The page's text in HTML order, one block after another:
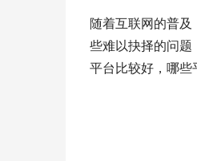
随着互联网的普
些难以抉择的问
平台比较好，哪些